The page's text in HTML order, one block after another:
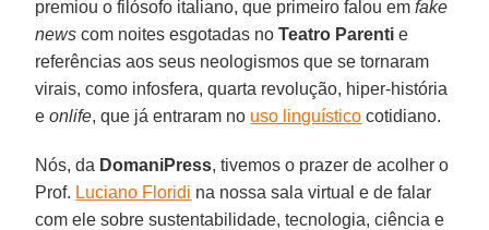
premiou o filósofo italiano, que primeiro falou emfake
news com noites esgotadas noTeatro Parenti e
referências aos seus neologismos que se tornaram
virais, como infosfera, quarta revolução, hiper-história
eonlife, que já entraram no uso linguístico cotidiano.
Nós, da DomaniPress, tivemos o prazer de acolher o
Prof. Luciano Floridi na nossa sala virtual e de falar
com ele sobre sustentabilidade, tecnologia, ciência e